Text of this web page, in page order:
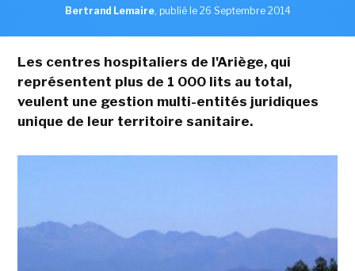
Bertrand Lemaire, publié le 26 Septembre 2014
Les centres hospitaliers de l'Ariège, qui
représentent plus de 1 000 lits au total,
veulent une gestion multi-entités juridiques
unique de leur territoire sanitaire.